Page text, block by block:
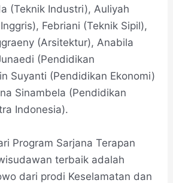
(Teknik Industri), Auliyah
Febriani (Teknik Sipil),
(Arsitektur), Anabila
(Pendidikan
Suyanti (Pendidikan Ekonomi)
Sinambela (Pendidikan
Indonesia).
Program Sarjana Terapan
terbaik adalah
dari prodi Keselamatan dan